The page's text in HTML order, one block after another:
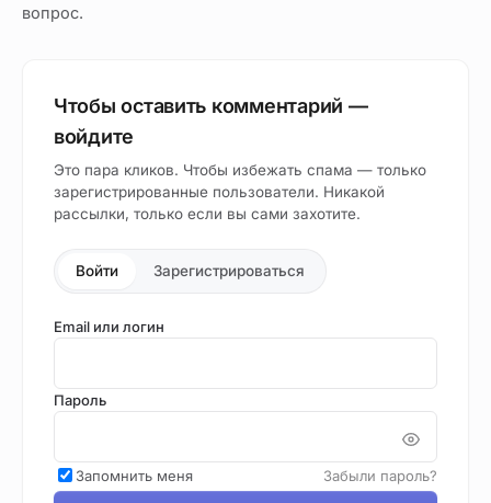
вопрос.
Чтобы оставить комментарий —
войдите
Это пара кликов. Чтобы избежать спама — только
зарегистрированные пользователи. Никакой
рассылки, только если вы сами захотите.
Войти Зарегистрироваться
Email или логин
Пароль
Запомнить меня Забыли пароль?